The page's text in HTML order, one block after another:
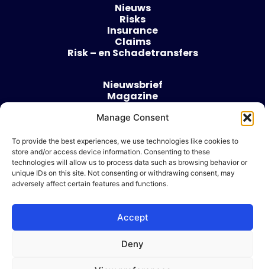
Manage Consent
To provide the best experiences, we use technologies like cookies to
store and/or access device information. Consenting to these
technologies will allow us to process data such as browsing behavior or
unique IDs on this site. Not consenting or withdrawing consent, may
adversely affect certain features and functions.
Accept
Deny
Nieuws
Risks
Insurance
Claims
Risk – en Schadetransfers
Nieuwsbrief
Magazine
Over
Algemene voorwaarden
Cookie beleid
Ik wil adverteren
© 2026 Risk & Business